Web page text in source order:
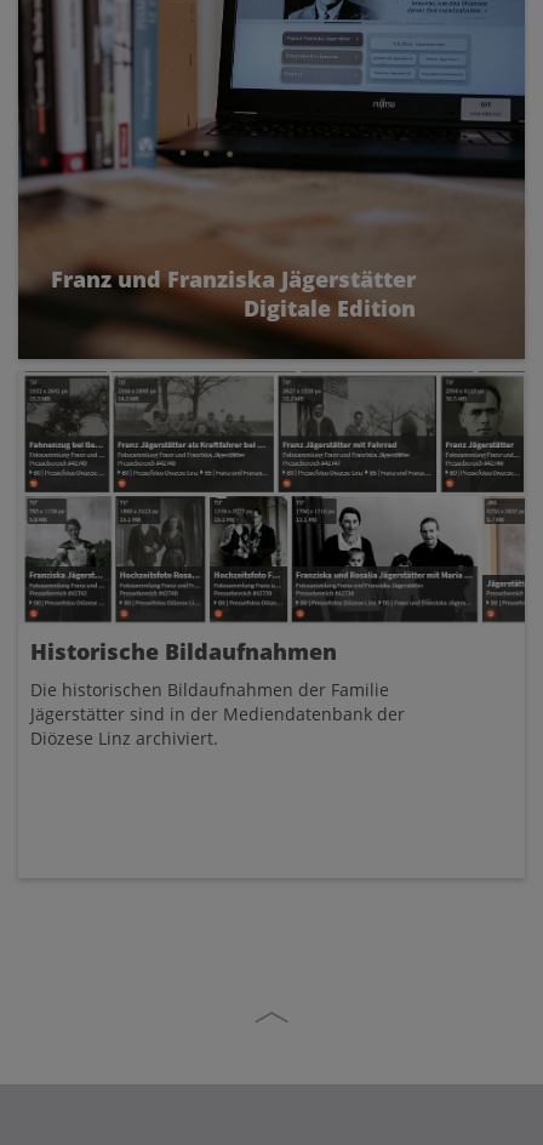
Franz und Franziska Jägerstätter
Digitale Edition
Historische Bildaufnahmen
Die historischen Bildaufnahmen der Familie
Jägerstätter sind in der Mediendatenbank der
Diözese Linz archiviert.